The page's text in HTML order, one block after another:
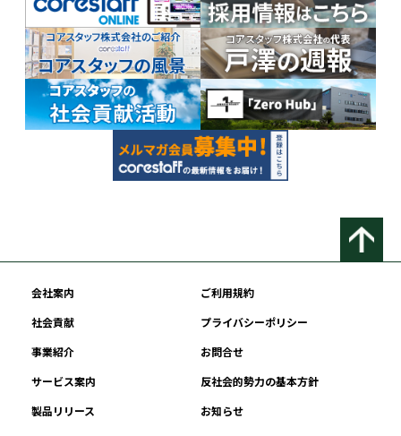
会社案内
ご利用規約
社会貢献
プライバシーポリシー
事業紹介
お問合せ
サービス案内
反社会的勢力の基本方針
製品リリース
お知らせ